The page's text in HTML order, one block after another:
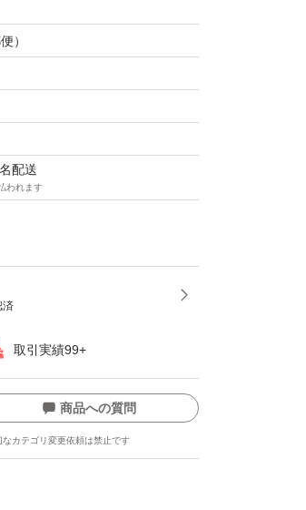
いつもの値段と間違えたり
せてください。販売値段を
ります。その場合はキャン
さい。)
し♪
）
配送
われます
済
取引実績99+
商品への質問
カテゴリ変更依頼は禁止です